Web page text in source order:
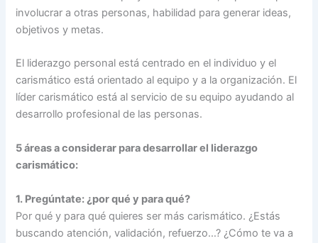
involucrar a otras personas, habilidad para generar ideas,
objetivos y metas.
El liderazgo personal está centrado en el individuo y el
carismático está orientado al equipo y a la organización. El
líder carismático está al servicio de su equipo ayudando al
desarrollo profesional de las personas.
5 áreas a considerar para desarrollar el liderazgo
carismático:
1. Pregúntate: ¿por qué y para qué?
Por qué y para qué quieres ser más carismático. ¿Estás
buscando atención, validación, refuerzo…? ¿Cómo te va a